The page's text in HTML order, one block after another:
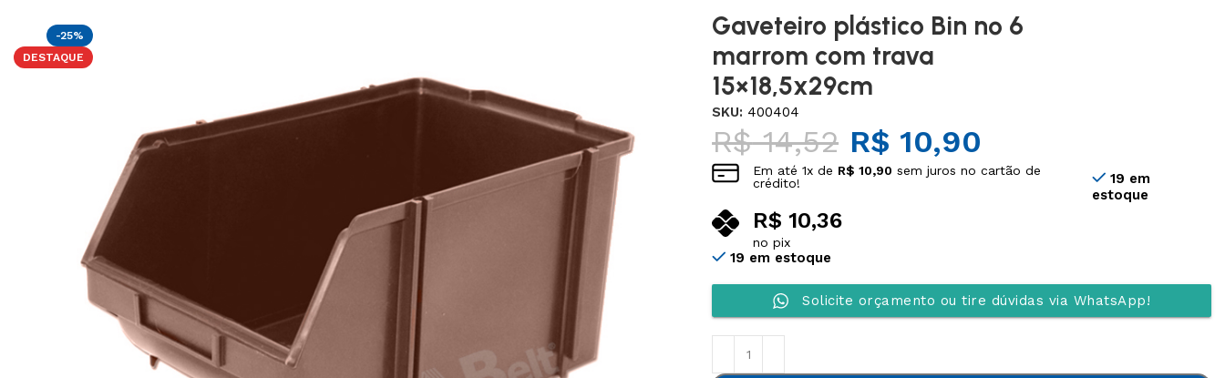
-25%
DESTAQUE
Gaveteiro plástico Bin nº 6
marrom com trava
15×18,5x29cm
SKU: 400404
R$14,52 R$ 10,90
Em até1x de R$ 10,90 sem juros no cartão de
crédito!
R$ 10,36
no pix
19 em
estoque
19 em estoque
Solicite orçamento ou tire dúvidas via WhatsApp!